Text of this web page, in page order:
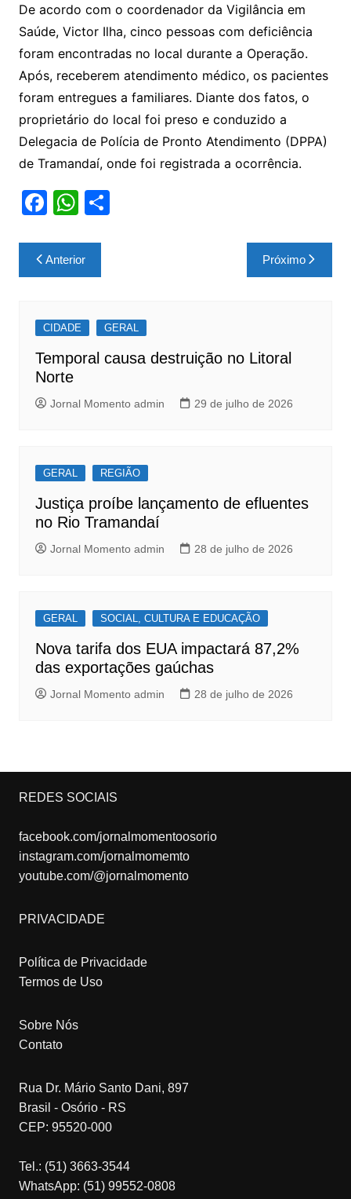
De acordo com o coordenador da Vigilância em
Saúde, Victor Ilha, cinco pessoas com deficiência
foram encontradas no local durante a Operação.
Após, receberem atendimento médico, os pacientes
foram entregues a familiares. Diante dos fatos, o
proprietário do local foi preso e conduzido a
Delegacia de Polícia de Pronto Atendimento (DPPA)
de Tramandaí, onde foi registrada a ocorrência.
F
c
e
o
o
k
W
at
s
p
p
S
Navegação
de
Anterior Próximo
CIDADE GERAL
Temporal causa destruição no Litoral
Norte
Jornal Momento admin 29 de julho de 2026
GERAL REGIÃO
Justiça proíbe lançamento de efluentes
no Rio Tramandaí
Jornal Momento admin 28 de julho de 2026
GERAL SOCIAL, CULTURA E EDUCAÇÃO
Nova tarifa dos EUA impactará 87,2%
das exportações gaúchas
Jornal Momento admin 28 de julho de 2026
REDES SOCIAIS
facebook.com/jornalmomentoosorio
instagram.com/jornalmomemto
youtube.com/@jornalmomento
PRIVACIDADE
Política de Privacidade
Termos de Uso
Sobre Nós
Contato
Rua Dr. Mário Santo Dani, 897
Brasil - Osório - RS
CEP: 95520-000
Tel.: (51) 3663-3544
WhatsApp: (51) 99552-0808